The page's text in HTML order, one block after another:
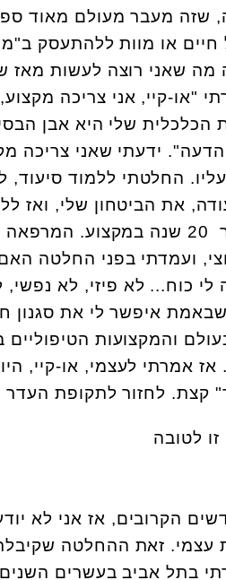
שזה מעבר מעולם מאוד
או מוות ללהתעסק
מה שאני רוצה לעשות מאז
"או-קיי, אני צריכה
הכלכלית שלי היא אבן
ידעתי שאני צריכה
עליו. החלטתי ללמוד
את הביטחון שלי, ואז
ועמדתי בפני החלטה
כוח... לא פיזי, לא נפשי,
איפשר לי את סגנון
והמקצועות הטיפוליים
אמרתי לעצמי, או-קיי,
קצת. לחזור לתקופת העדר
הקרובים, אז אני לא
עצמי. זאת ההחלטה
בתל אביב בעשרים השנים